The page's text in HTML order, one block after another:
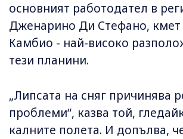
основният работодател в
Дженарино Ди Стефано, кмет
Камбио - най-високо
тези планини.
„Липсата на сняг причинява
проблеми“, казва той,
калните полета. И допълва,